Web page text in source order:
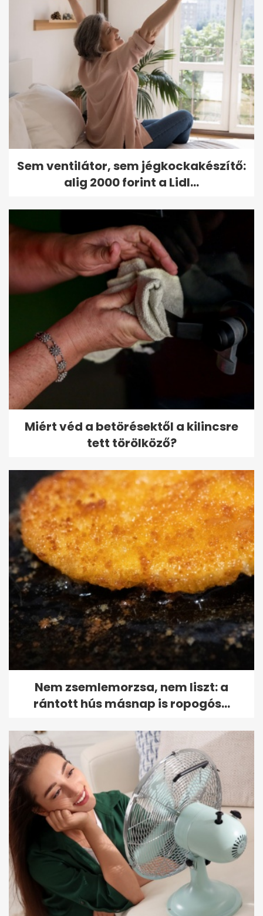
Sem ventilátor, sem jégkockakészítő:
alig 2000 forint a Lidl...
Miért véd a betörésektől a kilincsre
tett törölköző?
Nem zsemlemorzsa, nem liszt: a
rántott hús másnap is ropogós...